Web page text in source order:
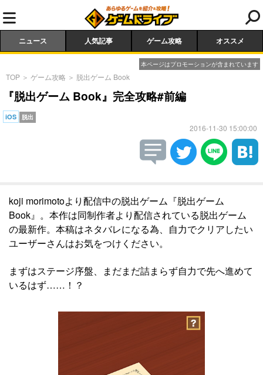
ニュース 人気記事 ゲーム攻略 オススメ
本ページはプロモーションが含まれています
TOP ＞ ゲーム攻略 ＞ 脱出ゲーム Book
『脱出ゲーム Book』完全攻略#前編
iOS 脱出
2016-11-30 15:00:00
koji morimotoより配信中の脱出ゲーム『脱出ゲーム
Book』。本作は同制作者より配信されている脱出ゲーム
の最新作。本稿はネタバレになる為、自力でクリアしたい
ユーザーさんはお気をつけください。
まずはステージ序盤、まだまだ詰まらず自力で先へ進めて
いるはず……！？